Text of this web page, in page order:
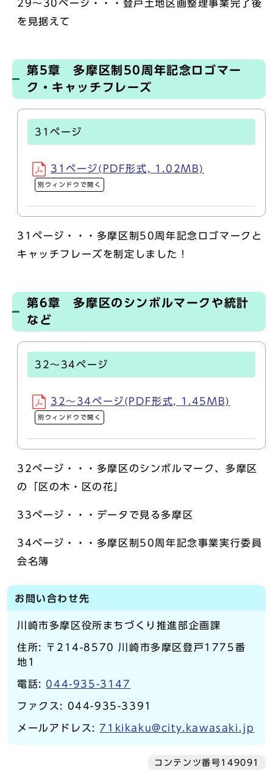
29～30ページ・・・登戸土地区画整理事業完了後
を見据えて
第5章 多摩区制50周年記念ロゴマー
ク・キャッチフレーズ
31ページ
31ページ(PDF形式, 1.02MB)
別ウィンドウで開く
31ページ・・・多摩区制50周年記念ロゴマークと
キャッチフレーズを制定しました！
第6章 多摩区のシンボルマークや統計
など
32～34ページ
32～34ページ(PDF形式, 1.45MB)
別ウィンドウで開く
32ページ・・・多摩区のシンボルマーク、多摩区
の「区の木・区の花」
33ページ・・・データで見る多摩区
34ページ・・・多摩区制50周年記念事業実行委員
会名簿
お問い合わせ先
川崎市多摩区役所まちづくり推進部企画課
住所: 〒214-8570 川崎市多摩区登戸1775番
地1
電話: 044-935-3147
ファクス: 044-935-3391
メールアドレス:71kikaku@city.kawasaki.jp
コンテンツ番号149091